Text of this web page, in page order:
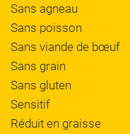
Sans agneau
Sans poisson
Sans viande de bœuf
Sans grain
Sans gluten
Sensitif
Réduit en graisse